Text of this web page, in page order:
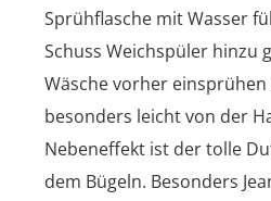
Sprühflasche mitWasser
Schuss Weichspüler hinzu
Wäsche vorher
besonders leicht von der
Nebeneffekt ist der tolle
dem Bügeln. Besonders